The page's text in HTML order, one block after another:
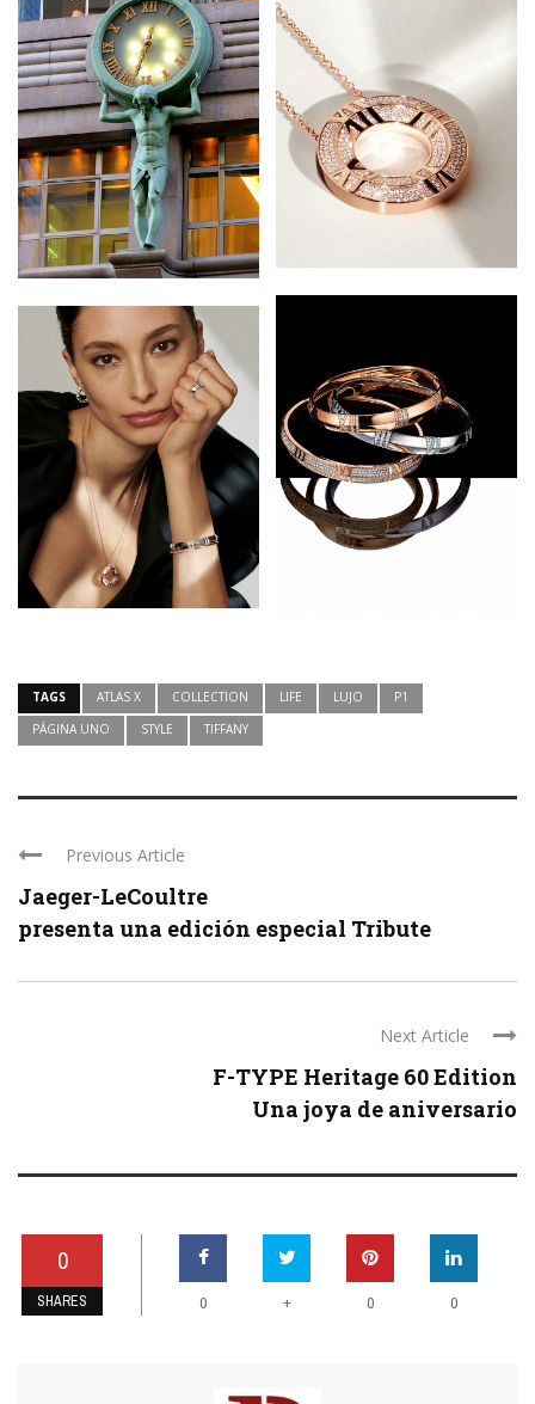
TAGS ATLAS X COLLECTION LIFE LUJO
P1
PÁGINA UNO
STYLE TIFFANY
Previous Article
Jaeger-LeCoultre
presenta una edición especial Tribute
Next Article
F-TYPE Heritage 60 Edition
Una joya de aniversario
0
SHARES 0 + 0 0